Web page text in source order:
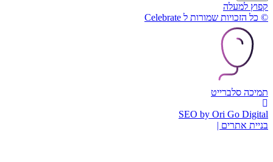
קפוץ למעלה
© כל הזכויות שמורות ל Celebrate
תמיכה סלברייט
SEO by Ori Go Digital
בניית אתרים |